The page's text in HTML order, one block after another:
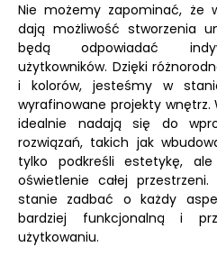
Nie możemy zapominać, że
dają możliwość stworzenia
będą odpowiadać
użytkowników. Dzięki
i kolorów, jesteśmy w
wyrafinowane projekty wnętrz.
idealnie nadają się do
rozwiązań, takich jak
tylko podkreśli estetykę,
oświetlenie całej
stanie zadbać o każdy
bardziej funkcjonalną i
użytkowaniu.